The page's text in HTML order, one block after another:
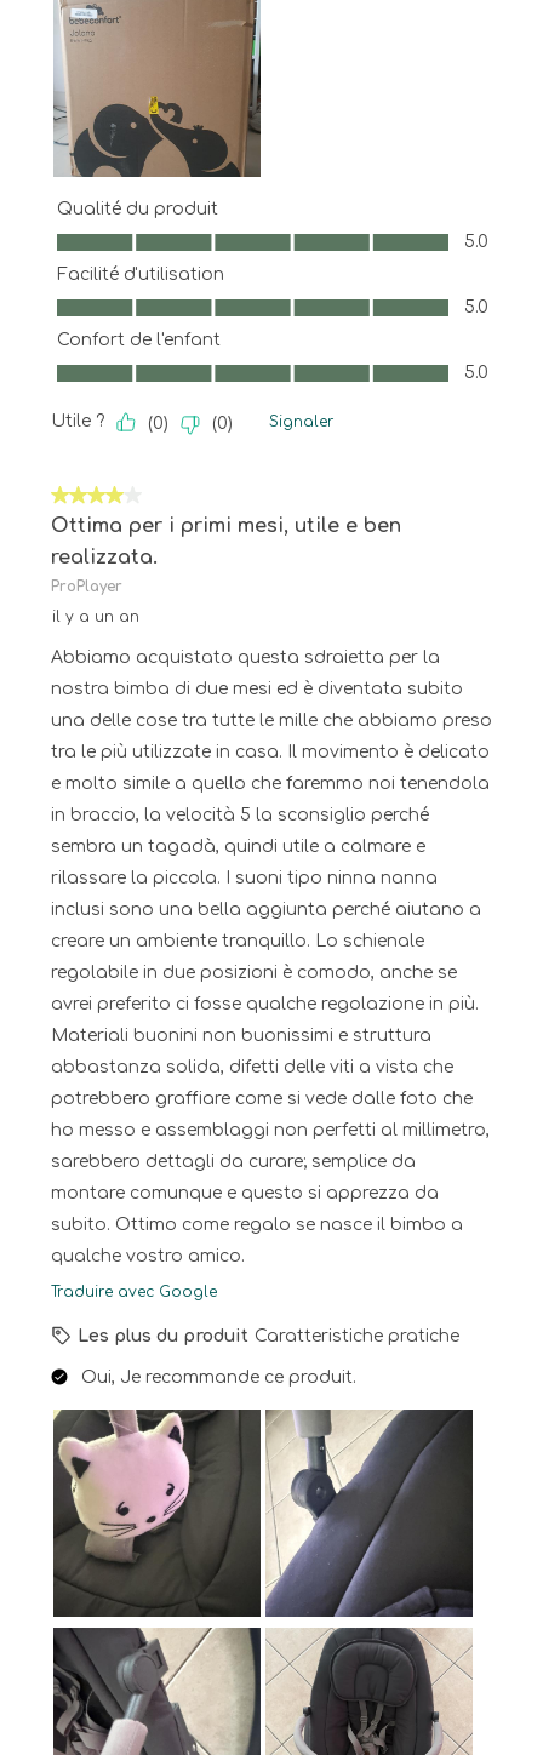
Qualité du produit
Qualité du produit, 5.0 sur 5
5.0
Facilité d'utilisation
Facilité d'utilisation, 5.0 sur 5
5.0
Confort de l'enfant
Confort de l'enfant, 5.0 sur 5
5.0
Utile ? (0) (0) Signaler
4 sur 5 étoiles.
Ottima per i primi mesi, utile e ben
realizzata.
ProPlayer
il y a un an
Abbiamo acquistato questa sdraietta per la
nostra bimba di due mesi ed è diventata subito
una delle cose tra tutte le mille che abbiamo preso
tra le più utilizzate in casa. Il movimento è delicato
e molto simile a quello che faremmo noi tenendola
in braccio, la velocità 5 la sconsiglio perché
sembra un tagadà, quindi utile a calmare e
rilassare la piccola. I suoni tipo ninna nanna
inclusi sono una bella aggiunta perché aiutano a
creare un ambiente tranquillo. Lo schienale
regolabile in due posizioni è comodo, anche se
avrei preferito ci fosse qualche regolazione in più.
Materiali buonini non buonissimi e struttura
abbastanza solida, difetti delle viti a vista che
potrebbero graffiare come si vede dalle foto che
ho messo e assemblaggi non perfetti al millimetro,
sarebbero dettagli da curare; semplice da
montare comunque e questo si apprezza da
subito. Ottimo come regalo se nasce il bimbo a
qualche vostro amico.
Traduire avec Google
Les plus du produit Caratteristiche pratiche
Oui, Je recommande ce produit.